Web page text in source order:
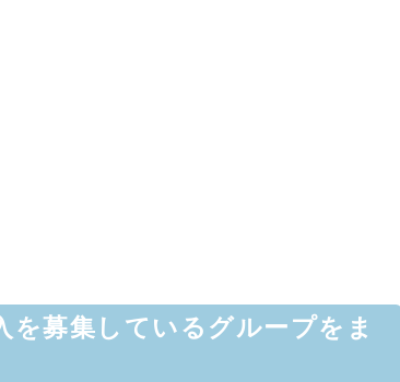
募集しているグループをま